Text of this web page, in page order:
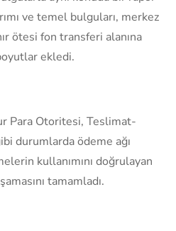
ve temel bulguları, merkez
ötesi fon transferi alanına
ekledi.
Para Otoritesi, Teslimat-
durumlarda ödeme ağı
kullanımını doğrulayan
tamamladı.